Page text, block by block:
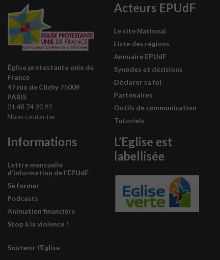
Église protestante unie de
France
47 rue de Clichy 75009
PARIS
01 48 74 90 92
Nous contacter
Acteurs EPUdF
Le site National
Liste des régions
Annuaire EPUdF
Synodes et décisions
Déclarer sa foi
Partenaires
Outils de communication
Tutoriels
Informations
Lettre mensuelle
d’information de l’EPUdF
Se former
Podcasts
Animation financière
Stop à la violence !
Soutenir l’Eglise
L’Eglise est
labellisée